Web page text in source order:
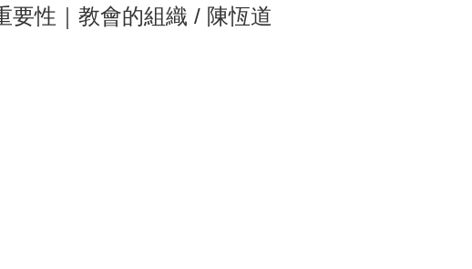
要性｜教會的組織 / 陳恆道